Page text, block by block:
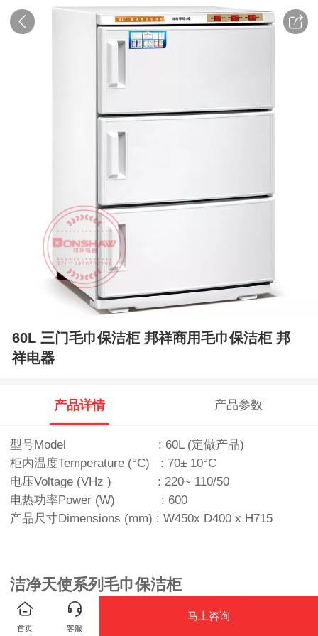
60L 三门毛巾保洁柜 邦祥商用毛巾保洁柜 邦
祥电器
产品详情 产品参数
型号Model : 60L (定做产品)
柜内温度Temperature (°C) : 70± 10°C
电压Voltage (VHz ) : 220~ 110/50
电热功率Power (W) : 600
产品尺寸Dimensions (mm) : W450x D400 x H715
洁净天使系列毛巾保洁柜
●前框全塑料构成，喷涂(彩板)箱体，造型美观大方;
整体线条流畅，新颖人性化把手设计，开关门方便;
首页 客服
马上咨询